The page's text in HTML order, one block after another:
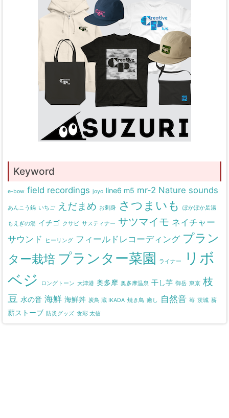
Keyword
e-bow field recordings joyo line6 m5 mr-2 Nature sounds
あんこう鍋 いちご えだまめ お刺身 さつまいも ぽかぽか足湯
もえぎの湯 イチゴ クサビ サスティナー サツマイモ ネイチャー
サウンド
ヒーリング フィールドレコーディング プラン
ター栽培 プランター菜園 ライナー
リボ
ベジ
ロングトーン 大津港 奥多摩 奥多摩温泉 干し芋 御岳 東京 枝
豆 水の音 海鮮 海鮮丼 炭鳥 蔵 IKADA 焼き鳥 癒し 自然音 苺 茨城 薪
薪ストーブ 防災グッズ 食彩 太信